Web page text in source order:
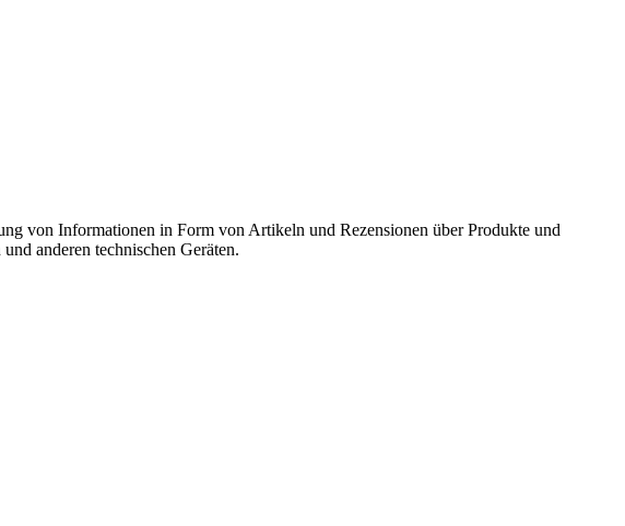
von Informationen in Form von Artikeln und Rezensionen über Produkte und
anderen technischen Geräten.